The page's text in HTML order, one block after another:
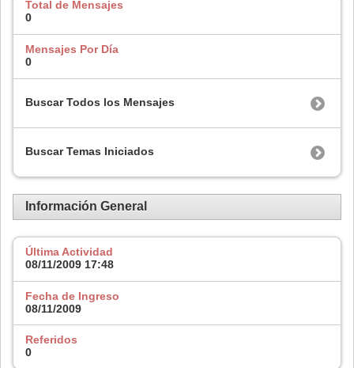
Total de Mensajes
0
Mensajes Por Día
0
Buscar Todos los Mensajes
Buscar Temas Iniciados
Información General
Última Actividad
08/11/2009 17:48
Fecha de Ingreso
08/11/2009
Referidos
0